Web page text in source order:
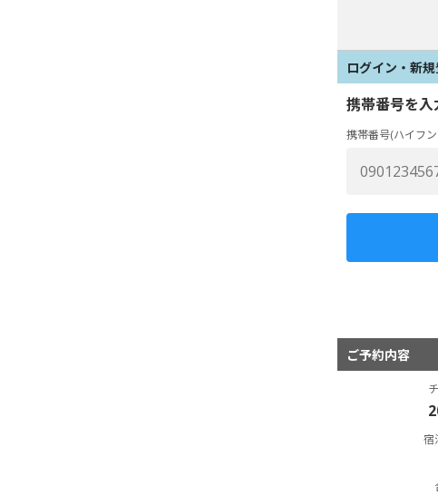
ログイン・新
携帯番号を
携帯番号(ハイフ
ご予約内容
宿